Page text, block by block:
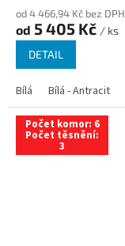
od 4 466,94 Kč bez DPH
od 5 405 Kč / ks
DETAIL
Bílá Bílá - Antracit
Počet komor: 6
Počet těsnění:
3